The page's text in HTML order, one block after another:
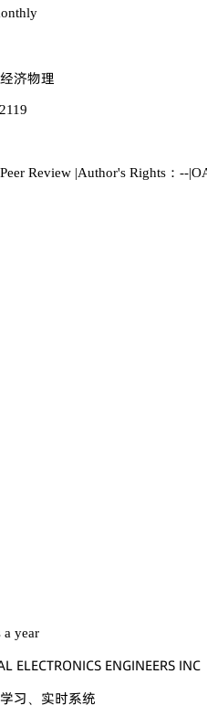
牴夨醑曍
Review |Author's Rights：--|
a year
欄 乊欄乊。穫葤鵣沟喊。偌 乊沟佥喊沟乊乊葤偌 喊沟。
妩 䐵¼忚㬾